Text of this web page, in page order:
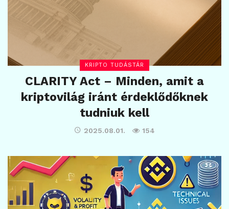
KRIPTO TUDÁSTÁR
CLARITY Act – Minden, amit a
kriptovilág iránt érdeklődőknek
tudniuk kell
2025.08.01. 154